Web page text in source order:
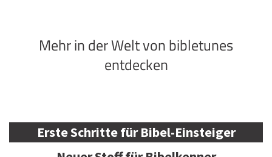
Mehr in der Welt von bibletunes
entdecken
Erste Schritte für Bibel-Einsteiger